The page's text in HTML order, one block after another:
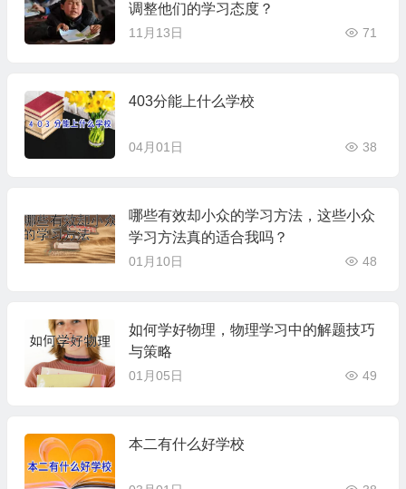
调整他们的学习态度？
11月13日 71
403分能上什么学校
04月01日 38
哪些有效却小众的学习方法，这些小众
学习方法真的适合我吗？
01月10日 48
如何学好物理，物理学习中的解题技巧
与策略
01月05日 49
本二有什么好学校